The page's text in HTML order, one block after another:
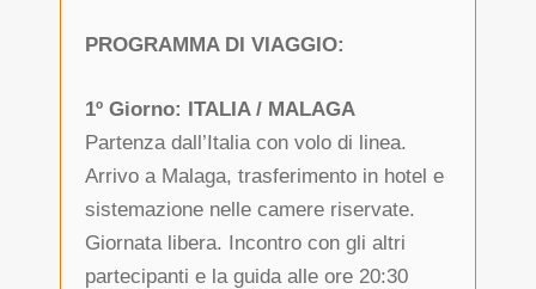
PROGRAMMA DI VIAGGIO:
1º Giorno: ITALIA / MALAGA
Partenza dall’Italia con volo di linea.
Arrivo a Malaga, trasferimento in hotel e
sistemazione nelle camere riservate.
Giornata libera. Incontro con gli altri
partecipanti e la guida alle ore 20:30